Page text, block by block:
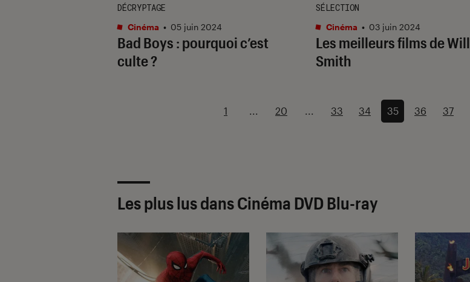
Bad Boys : pourquoi c’est
culte ?
DÉCRYPTAGE
Cinéma • 05 juin 2024
Les meilleurs films de Will
Smith
SÉLECTION
Cinéma • 03 juin 2024
1 ... 20 ... 33 34 35 36 37
Les plus lus dans Cinéma DVD Blu-ray